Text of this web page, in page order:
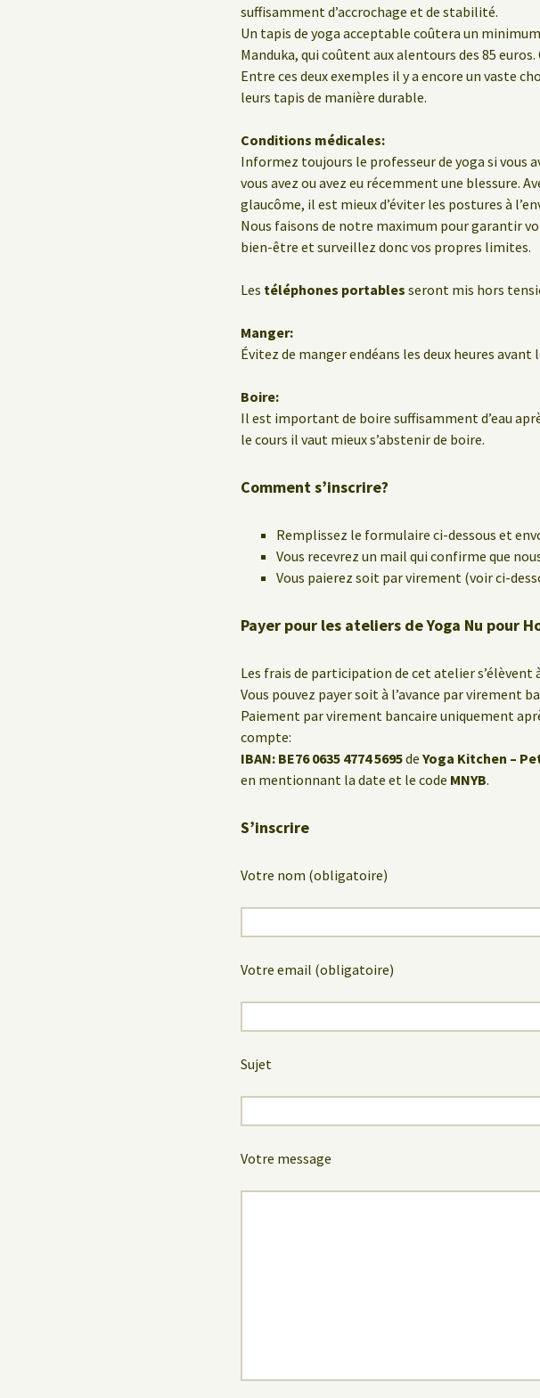
suffisamment d’accrochage et de stabilité.
Un tapis de yoga acceptable coûtera un
Manduka, qui coûtent aux alentours des 85
Entre ces deux exemples il y a encore un vaste
leurs tapis de manière durable.
Conditions médicales:
Informez toujours le professeur de yoga si vous
vous avez ou avez eu récemment une blessure.
glaucôme, il est mieux d’éviter les postures à
Nous faisons de notre maximum pour garantir
bien-être et surveillez donc vos propres limites.
Les téléphones portables seront mis hors
Manger:
Évitez de manger endéans les deux heures avant
Boire:
Il est important de boire suffisamment d’eau
le cours il vaut mieux s’abstenir de boire.
Comment s’inscrire?
Remplissez le formulaire ci-dessous et
Vous recevrez un mail qui confirme que
Vous paierez soit par virement (voir ci-
Payer pour les ateliers de Yoga Nu pour
Les frais de participation de cet atelier s’élèvent
Vous pouvez payer soit à l’avance par virement
Paiement par virement bancaire uniquement
compte:
IBAN: BE76 0635 4774 5695de Yoga Kitchen –
en mentionnant la date et le code MNYB.
S’inscrire
Votre nom (obligatoire)
Votre email (obligatoire)
Sujet
Votre message